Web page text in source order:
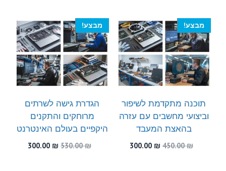
570.00 ₪.
300.00 ₪.
500.00 ₪.
300.00 ₪.
מבצע!
תוכנה מתקדמת לשיפור
וביצועי מחשבים עם עזרה
בהאצת המעבד
450.00₪
המחיר
300.00 ₪
מבצע!
הגדרת גישה לשרתים
מרוחקים והתקנים
היקפיים בעולם האינטרנט
530.00₪
המחיר
300.00 ₪
המחיר